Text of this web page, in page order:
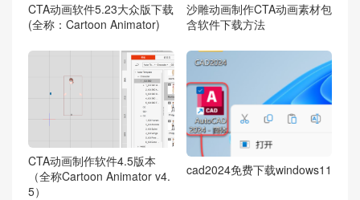
CTA动画软件5.23大众版下载
(全称：Cartoon Animator)
沙雕动画制作CTA动画素材包
含软件下载方法
CTA动画制作软件4.5版本
（全称Cartoon Animator v4.
5）
cad2024免费下载windows11